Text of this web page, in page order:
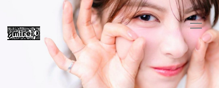
HOME
INFORMATION
PROFILE
BLOG